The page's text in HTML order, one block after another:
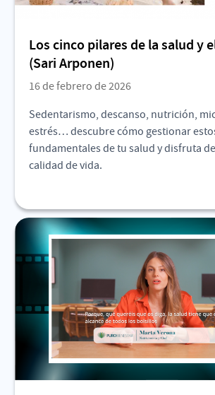
Los cinco pilares de la salud y
(Sari Arponen)
16 de febrero de 2026
Sedentarismo, descanso, nutrición,
estrés… descubre cómo gestionar
fundamentales de tu salud y disfruta
calidad de vida.